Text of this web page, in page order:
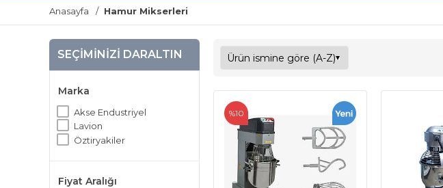
Anasayfa Hamur Mikserleri
SEÇIMINIZI DARALTIN
Marka
Akse Endustriyel
Lavion
Öztiryakiler
Fiyat Aralığı
%10